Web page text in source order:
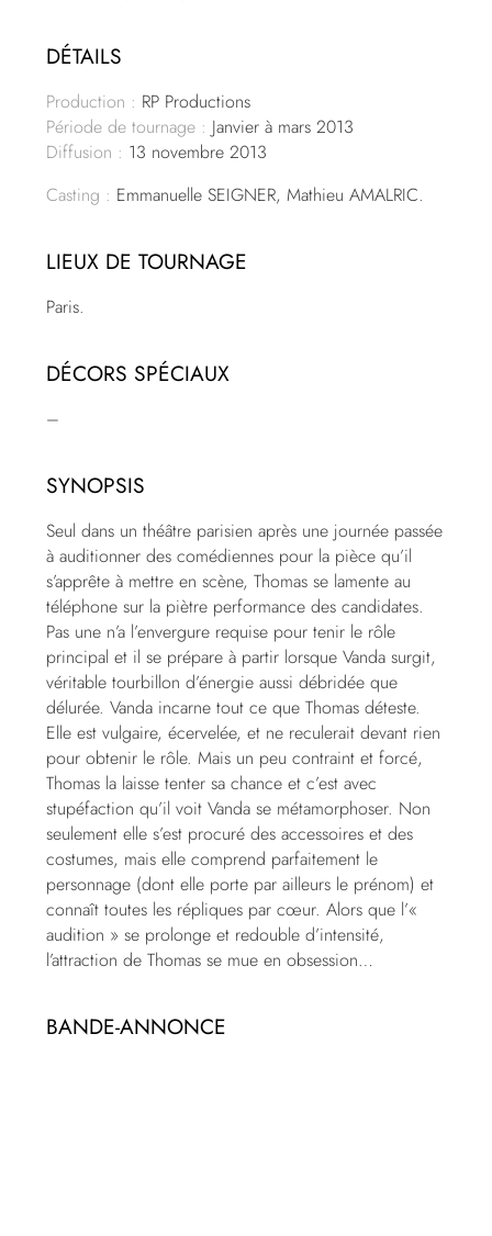
DÉTAILS
Production : RP Productions
Période de tournage : Janvier à mars 2013
Diffusion : 13 novembre 2013
Casting : Emmanuelle SEIGNER, Mathieu AMALRIC.
LIEUX DE TOURNAGE
Paris.
DÉCORS SPÉCIAUX
–
SYNOPSIS
Seul dans un théâtre parisien après une journée passée
à auditionner des comédiennes pour la pièce qu’il
s’apprête à mettre en scène, Thomas se lamente au
téléphone sur la piètre performance des candidates.
Pas une n’a l’envergure requise pour tenir le rôle
principal et il se prépare à partir lorsque Vanda surgit,
véritable tourbillon d’énergie aussi débridée que
délurée. Vanda incarne tout ce que Thomas déteste.
Elle est vulgaire, écervelée, et ne reculerait devant rien
pour obtenir le rôle. Mais un peu contraint et forcé,
Thomas la laisse tenter sa chance et c’est avec
stupéfaction qu’il voit Vanda se métamorphoser. Non
seulement elle s’est procuré des accessoires et des
costumes, mais elle comprend parfaitement le
personnage (dont elle porte par ailleurs le prénom) et
connaît toutes les répliques par cœur. Alors que l’«
audition » se prolonge et redouble d’intensité,
l’attraction de Thomas se mue en obsession…
BANDE-ANNONCE